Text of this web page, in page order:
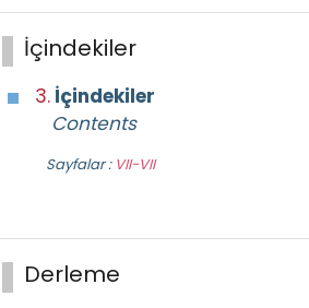
İçindekiler
3. İçindekiler
Contents
Sayfalar : VII-VII
Derleme